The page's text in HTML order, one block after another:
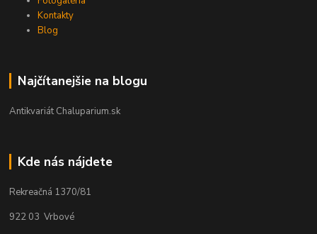
Kontakty
Blog
Najčítanejšie na blogu
Antikvariát Chaluparium.sk
Kde nás nájdete
Rekreačná 1370/81
922 03 Vrbové